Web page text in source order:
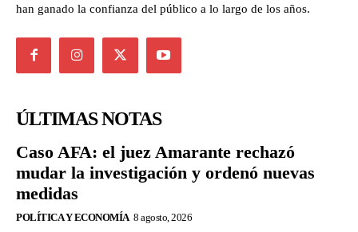
han ganado la confianza del público a lo largo de los años.
ÚLTIMAS NOTAS
Caso AFA: el juez Amarante rechazó
mudar la investigación y ordenó nuevas
medidas
POLÍTICA Y ECONOMÍA 8 agosto, 2026